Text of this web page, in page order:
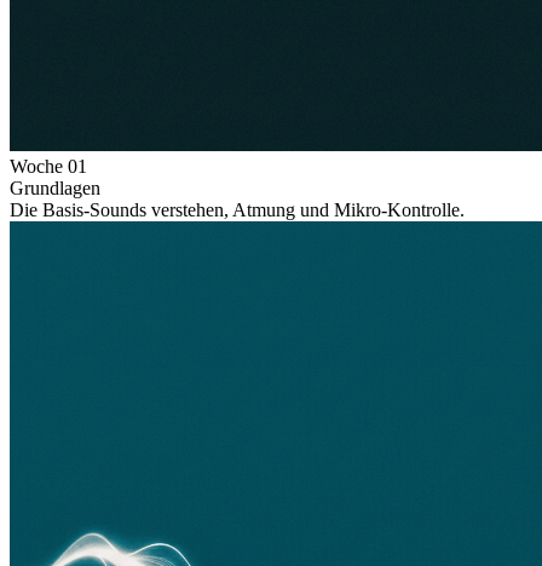
Woche 01
Grundlagen
Die Basis-Sounds verstehen, Atmung und Mikro-Kontrolle.